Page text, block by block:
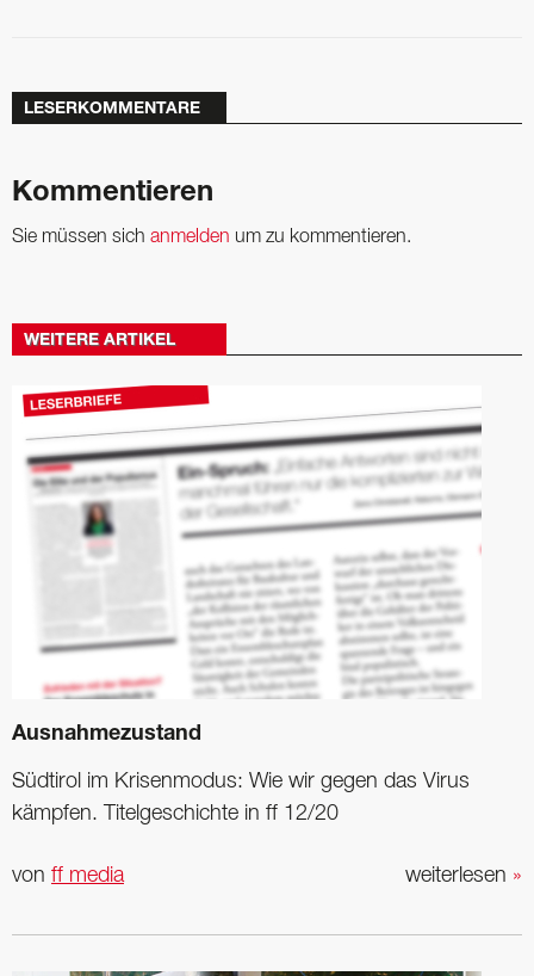
LESERKOMMENTARE
Kommentieren
Sie müssen sich anmelden um zu kommentieren.
WEITERE ARTIKEL
Ausnahmezustand
Südtirol im ­Krisenmodus: Wie wir gegen das Virus
kämpfen. Titel­geschichte in ff 12/20
weiterlesen »
von ff media